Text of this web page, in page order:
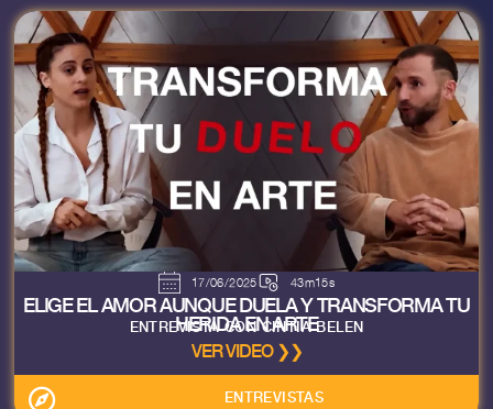
17/06/2025 43m15s
ELIGE EL AMOR AUNQUE DUELA Y TRANSFORMA TU
HERIDA EN ARTE
ENTREVISTA CON CINTIA BELEN
VER VIDEO ❯❯
ENTREVISTAS